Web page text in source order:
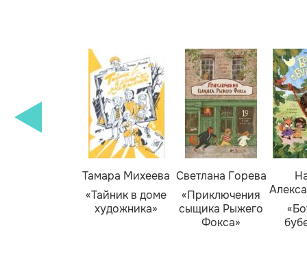
Тамара Михеева
«Тайник в доме
художника»
Светлана Горева
«Приключения
сыщика Рыжего
Фокса»